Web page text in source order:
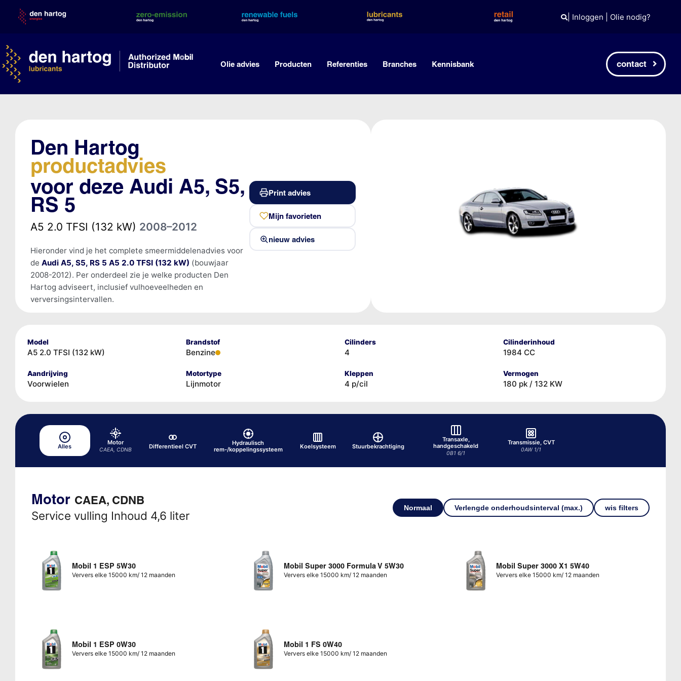
content
| Inloggen Olie nodig?
Olie advies Producten Referenties Branches Kennisbank contact
Den Hartog
productadvies
voor deze Audi A5, S5,
RS 5
A5 2.0 TFSI (132 kW) 2008–2012
Hieronder vind je het complete smeermiddelenadvies voor
de Audi A5, S5, RS 5 A5 2.0 TFSI (132 kW) (bouwjaar
2008-2012). Per onderdeel zie je welke producten Den
Hartog adviseert, inclusief vulhoeveelheden en
verversingsintervallen.
Print advies
Mijn favorieten
nieuw advies
Model
A5 2.0 TFSI (132 kW)
Brandstof
Benzine
Cilinders
4
Cilinderinhoud
1984 CC
Aandrijving
Voorwielen
Motortype
Lijnmotor
Kleppen
4 p/cil
Vermogen
180 pk / 132 KW
Alles
Motor
CAEA, CDNB Differentieel CVT
Hydraulisch
rem-/koppelingssysteem
Koelsysteem Stuurbekrachtiging
Transaxle,
handgeschakeld
0B1 6/1
Transmissie, CVT
0AW 1/1
Motor CAEA, CDNB
Service vulling Inhoud 4,6 liter
Normaal Verlengde onderhoudsinterval (max.) wis filters
Mobil 1 ESP 5W30
Ververs elke 15000 km/ 12 maanden
Mobil Super 3000 Formula V 5W30
Ververs elke 15000 km/ 12 maanden
Mobil Super 3000 X1 5W40
Ververs elke 15000 km/ 12 maanden
Mobil 1 ESP 0W30
Ververs elke 15000 km/ 12 maanden
Mobil 1 FS 0W40
Ververs elke 15000 km/ 12 maanden